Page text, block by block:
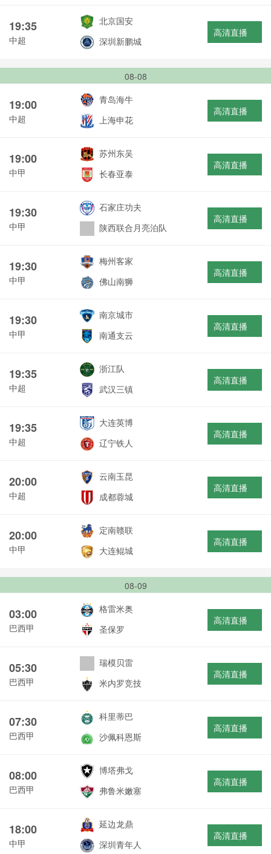
19:35
中超
北京国安
深圳新鹏城
高清直播
08-08
19:00
中超
青岛海牛
上海申花
高清直播
19:00
中甲
苏州东吴
长春亚泰
高清直播
19:30
中甲
石家庄功夫
陕西联合月亮泊队
高清直播
19:30
中甲
梅州客家
佛山南狮
高清直播
19:30
中甲
南京城市
南通支云
高清直播
19:35
中超
浙江队
武汉三镇
高清直播
19:35
中超
大连英博
辽宁铁人
高清直播
20:00
中超
云南玉昆
成都蓉城
高清直播
20:00
中甲
定南赣联
大连鲲城
高清直播
08-09
03:00
巴西甲
格雷米奥
圣保罗
高清直播
05:30
巴西甲
瑞模贝雷
米内罗竞技
高清直播
07:30
巴西甲
科里蒂巴
沙佩科恩斯
高清直播
08:00
巴西甲
博塔弗戈
弗鲁米嫩塞
高清直播
18:00
中甲
延边龙鼎
深圳青年人
高清直播